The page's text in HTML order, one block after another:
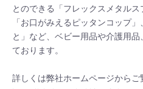
とのできる「フレックスメタル
「お口がみえるピッタンコップ
と」など、ベビー用品や介護用
ております。
詳しくは弊社ホームページからご